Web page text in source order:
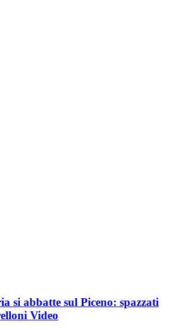
si abbatte sul Piceno: spazzati
Video